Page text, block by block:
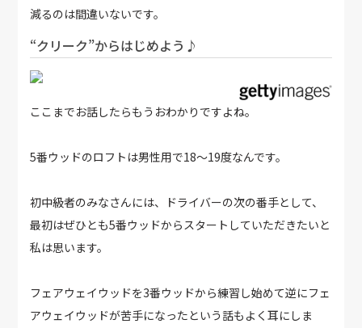
減るのは間違いないです。
“クリーク”からはじめよう♪
ここまでお話したらもうおわかりですよね。
5番ウッドのロフトは男性用で18～19度なんです。
初中級者のみなさんには、ドライバーの次の番手として、
最初はぜひとも5番ウッドからスタートしていただきたいと
私は思います。
フェアウェイウッドを3番ウッドから練習し始めて逆にフェ
アウェイウッドが苦手になったという話もよく耳にしま